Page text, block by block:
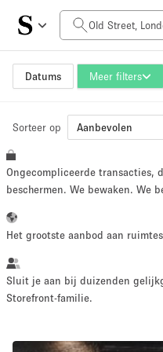
Datums Meer filters
Prijs per dag
£0
Grootte ruimte
100 sq ft
~ 13 mensen
Sorteer op Aanbevolen
Ongecompliceerde transacties,
beschermen. We bewaken. We
Het grootste aanbod aan
Sluit je aan bij duizenden
Storefront-familie.